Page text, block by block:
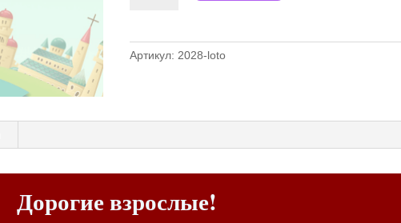
"Учим
Артикул: 2028-loto
Дорогие взрослые!